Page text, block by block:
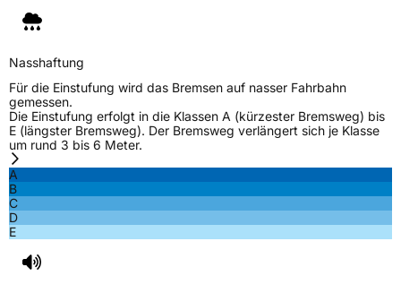
Nasshaftung
Für die Einstufung wird das Bremsen auf nasser Fahrbahn
gemessen.
Die Einstufung erfolgt in die Klassen A (kürzester Bremsweg) bis
E (längster Bremsweg). Der Bremsweg verlängert sich je Klasse
um rund 3 bis 6 Meter.
A
B
C
D
E